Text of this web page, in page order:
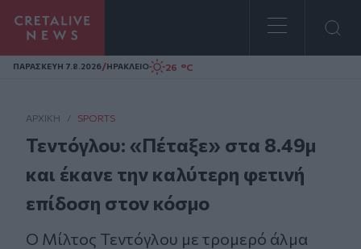
Homepage
ΠΑΡΑΣΚΕΥΗ 7.8.2026/ΗΡΑΚΛΕΙΟ 26 °C
ΑΡΧΙΚΗ / SPORTS
Τεντόγλου: «Πέταξε» στα 8.49μ
και έκανε την καλύτερη φετινή
επίδοση στον κόσμο
Ο Μίλτος Τεντόγλου με τρομερό άλμα